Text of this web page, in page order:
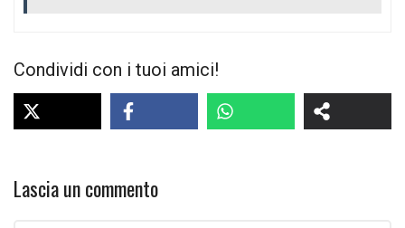
Condividi con i tuoi amici!
Lascia un commento